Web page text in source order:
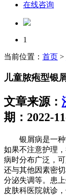
在线咨询
1
当前位置： 首页 >
儿童脓疱型银
文章来源：
期：2022-
银屑病是一种
如果不注意护理
病时分布广泛，
还与其他因素密
分泌失调等。患
皮肤科医院就诊